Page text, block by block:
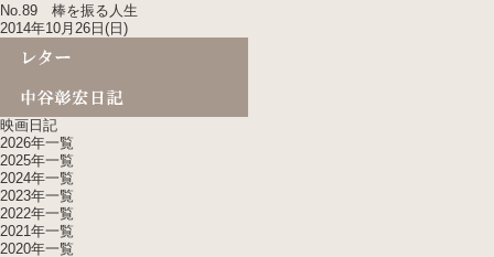
No.89 棒を振る人生
2014年10月26日(日)
映画日記
2026年一覧
2025年一覧
2024年一覧
2023年一覧
2022年一覧
2021年一覧
2020年一覧